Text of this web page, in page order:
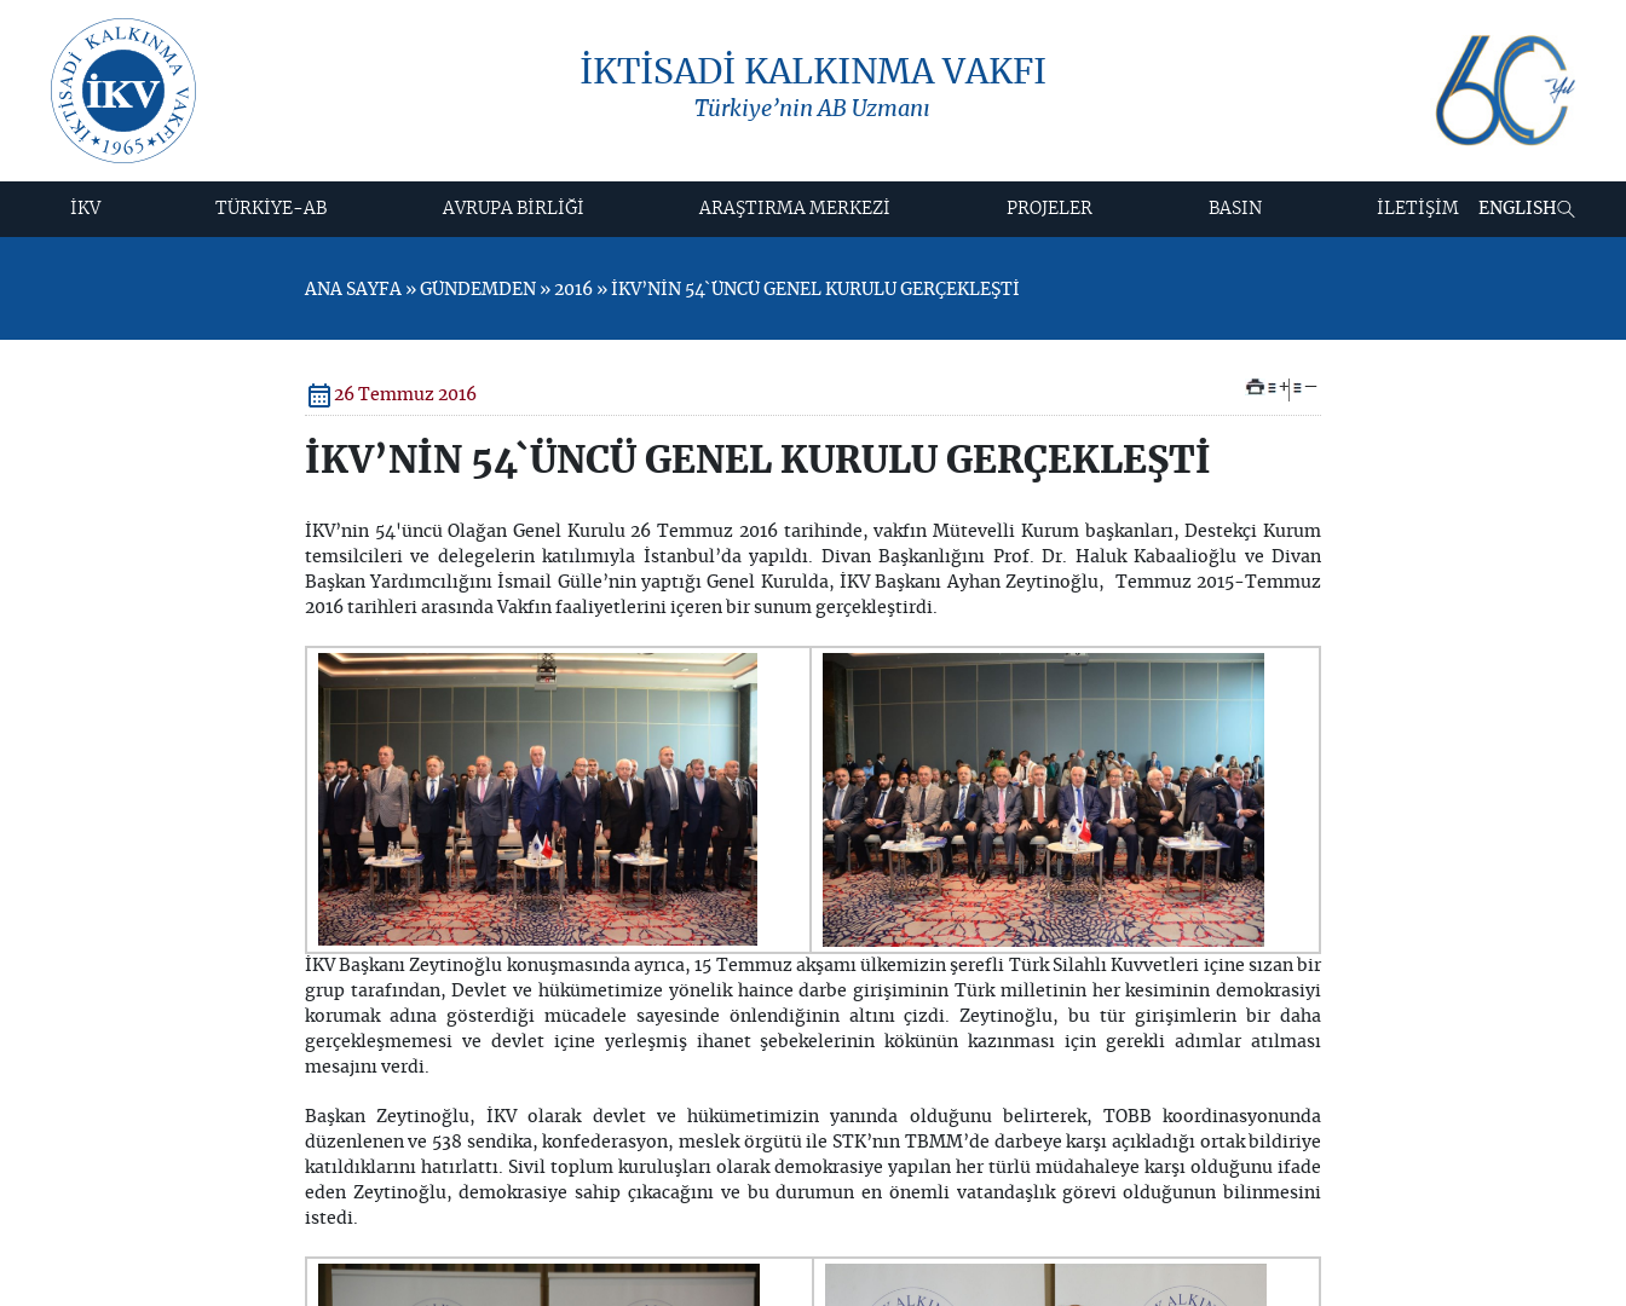
İKTİSADİ KALKINMA VAKFI
Türkiye’nin AB Uzmanı
İKV TÜRKİYE-AB AVRUPA BİRLİĞİ ARAŞTIRMA MERKEZİ PROJELER BASIN İLETİŞİM ENGLISH
ANA SAYFA » GÜNDEMDEN » 2016 » İKV’NİN 54`ÜNCÜ GENEL KURULU GERÇEKLEŞTİ
26 Temmuz 2016 + –
İKV’NİN 54`ÜNCÜ GENEL KURULU GERÇEKLEŞTİ
İKV’nin 54'üncü Olağan Genel Kurulu 26 Temmuz 2016 tarihinde, vakfın Mütevelli Kurum başkanları, Destekçi Kurum
temsilcileri ve delegelerin katılımıyla İstanbul’da yapıldı. Divan Başkanlığını Prof. Dr. Haluk Kabaalioğlu ve Divan
Başkan Yardımcılığını İsmail Gülle’nin yaptığı Genel Kurulda, İKV Başkanı Ayhan Zeytinoğlu, Temmuz 2015-Temmuz
2016 tarihleri arasında Vakfın faaliyetlerini içeren bir sunum gerçekleştirdi.
İKV Başkanı Zeytinoğlu konuşmasında ayrıca, 15 Temmuz akşamı ülkemizin şerefli Türk Silahlı Kuvvetleri içine sızan bir
grup tarafından, Devlet ve hükümetimize yönelik haince darbe girişiminin Türk milletinin her kesiminin demokrasiyi
korumak adına gösterdiği mücadele sayesinde önlendiğinin altını çizdi. Zeytinoğlu, bu tür girişimlerin bir daha
gerçekleşmemesi ve devlet içine yerleşmiş ihanet şebekelerinin kökünün kazınması için gerekli adımlar atılması
mesajını verdi.
Başkan Zeytinoğlu, İKV olarak devlet ve hükümetimizin yanında olduğunu belirterek, TOBB koordinasyonunda
düzenlenen ve 538 sendika, konfederasyon, meslek örgütü ile STK’nın TBMM’de darbeye karşı açıkladığı ortak bildiriye
katıldıklarını hatırlattı. Sivil toplum kuruluşları olarak demokrasiye yapılan her türlü müdahaleye karşı olduğunu ifade
eden Zeytinoğlu, demokrasiye sahip çıkacağını ve bu durumun en önemli vatandaşlık görevi olduğunun bilinmesini
istedi.